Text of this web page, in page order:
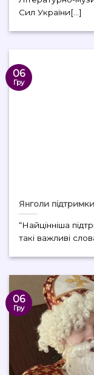
Сил України[...]
Янголи підтримки
“Найцінніша
такі важливі
06
Гру
06
Гру